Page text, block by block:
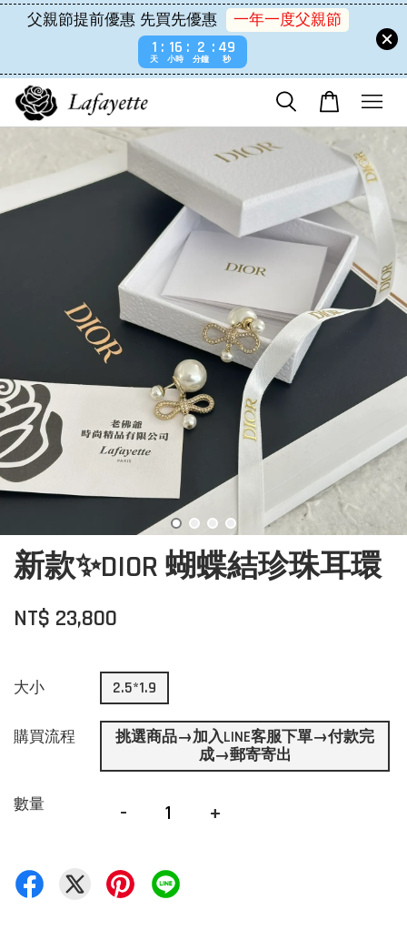
父親節提前優惠 先買先優惠
一年一度父親節
1
天
16
小時
2
分鐘
49
秒
新款✨DIOR 蝴蝶結珍珠耳環
NT$ 23,800
大小 2.5*1.9
購買流程
挑選商品→加入LINE客服下單→付款完
成→郵寄寄出
數量 - +